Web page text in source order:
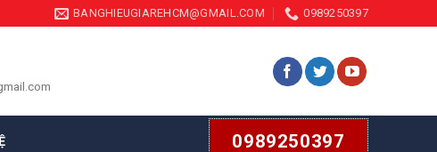
BANGHIEUGIAREHCM@GMAIL.COM 0989250397
0989250397